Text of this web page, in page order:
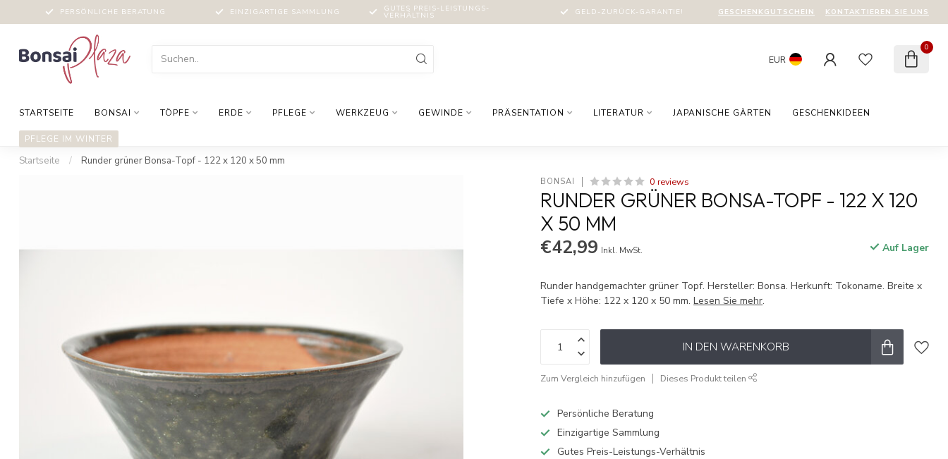
PERSÖNLICHE BERATUNG EINZIGARTIGE SAMMLUNG GUTES PREIS-LEISTUNGS-
VERHÄLTNIS GELD-ZURÜCK-GARANTIE! GESCHENKGUTSCHEIN KONTAKTIEREN SIE UNS
EUR
0
STARTSEITE BONSAI TÖPFE ERDE PFLEGE WERKZEUG GEWINDE PRÄSENTATION LITERATUR JAPANISCHE GÄRTEN GESCHENKIDEEN
PFLEGE IM WINTER
Startseite / Runder grüner Bonsa-Topf - 122 x 120 x 50 mm
BONSAI 0 reviews
RUNDER GRÜNER BONSA-TOPF - 122 X 120
X 50 MM
€42,99 Inkl. MwSt. Auf Lager
Runder handgemachter grüner Topf. Hersteller: Bonsa. Herkunft: Tokoname. Breite x
Tiefe x Höhe: 122 x 120 x 50 mm.Lesen Sie mehr.
IN DEN WARENKORB
Zum Vergleich hinzufügen Dieses Produkt teilen
Persönliche Beratung
Einzigartige Sammlung
Gutes Preis-Leistungs-Verhältnis